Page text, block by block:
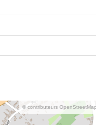
© contributeurs OpenStreetMap